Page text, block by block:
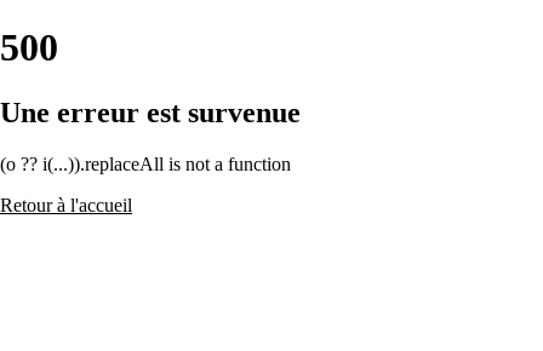
500
Une erreur est survenue
(o ?? i(...)).replaceAll is not a function
Retour à l'accueil